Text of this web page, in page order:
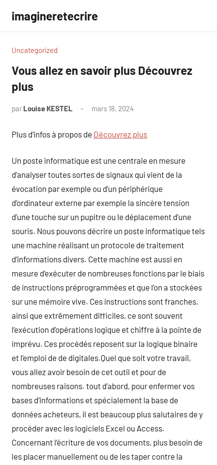
contenu
imagineretecrire
Uncategorized
Vous allez en savoir plus Découvrez
plus
par Louise KESTEL mars 18, 2024
Plus d’infos à propos de Découvrez plus
Un poste informatique est une centrale en mesure
d’analyser toutes sortes de signaux qui vient de la
évocation par exemple ou d’un périphérique
d’ordinateur externe par exemple la sincère tension
d’une touche sur un pupitre ou le déplacement d’une
souris. Nous pouvons décrire un poste informatique tels
une machine réalisant un protocole de traitement
d’informations divers. Cette machine est aussi en
mesure d’exécuter de nombreuses fonctions par le biais
de instructions préprogrammées et que l’on a stockées
sur une mémoire vive. Ces instructions sont franches,
ainsi que extrêmement difficiles, ce sont souvent
l’exécution d’opérations logique et chiffre à la pointe de
imprévu. Ces procédés reposent sur la logique binaire
et l’emploi de de digitales.Quel que soit votre travail,
vous allez avoir besoin de cet outil et pour de
nombreuses raisons. tout d’abord, pour enfermer vos
bases d’informations et spécialement la base de
données acheteurs, il est beaucoup plus salutaires de y
procéder avec les logiciels Excel ou Access.
Concernant l’écriture de vos documents, plus besoin de
les placer manuellement ou de les taper contre la